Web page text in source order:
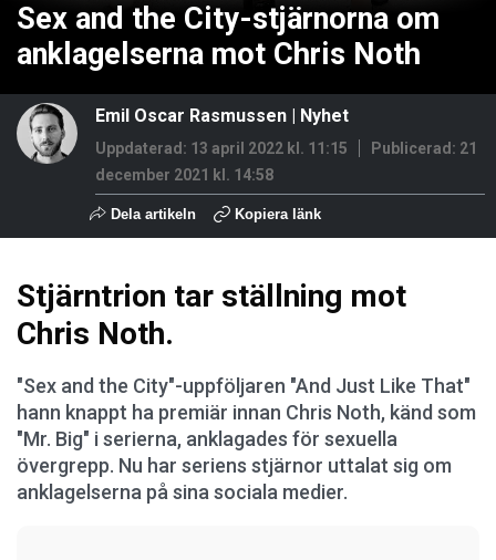
Sex and the City-stjärnorna om
anklagelserna mot Chris Noth
Emil Oscar Rasmussen | Nyhet
Uppdaterad: 13 april 2022 kl. 11:15 Publicerad: 21
december 2021 kl. 14:58
Dela artikeln Kopiera länk
Stjärntrion tar ställning mot
Chris Noth.
"Sex and the City"-uppföljaren "And Just Like That"
hann knappt ha premiär innan Chris Noth, känd som
"Mr. Big" i serierna, anklagades för sexuella
övergrepp. Nu har seriens stjärnor uttalat sig om
anklagelserna på sina sociala medier.